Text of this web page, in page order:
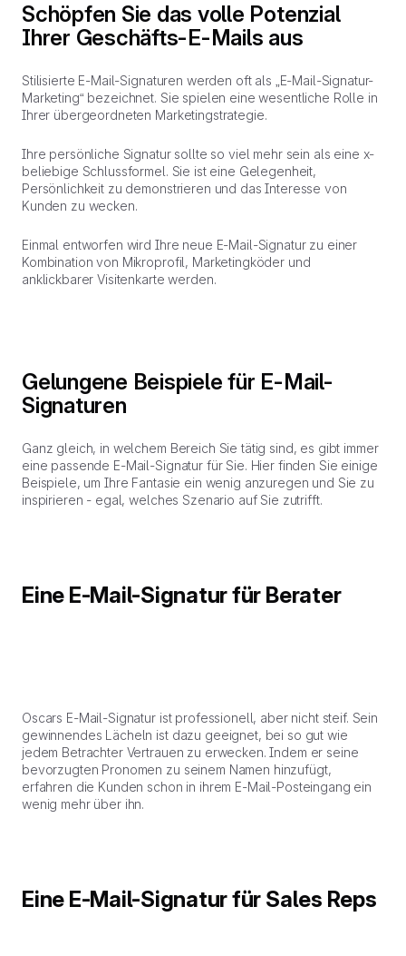
Schöpfen Sie das volle Potenzial
Ihrer Geschäfts-E-Mails aus
Stilisierte E-Mail-Signaturen werden oft als „E-Mail-Signatur-
Marketing“ bezeichnet. Sie spielen eine wesentliche Rolle in
Ihrer übergeordneten Marketingstrategie.
Ihre persönliche Signatur sollte so viel mehr sein als eine x-
beliebige Schlussformel. Sie ist eine Gelegenheit,
Persönlichkeit zu demonstrieren und das Interesse von
Kunden zu wecken.
Einmal entworfen wird Ihre neue E-Mail-Signatur zu einer
Kombination von Mikroprofil, Marketingköder und
anklickbarer Visitenkarte werden.
Gelungene Beispiele für E-Mail-
Signaturen
Ganz gleich, in welchem Bereich Sie tätig sind, es gibt immer
eine passende E-Mail-Signatur für Sie. Hier finden Sie einige
Beispiele, um Ihre Fantasie ein wenig anzuregen und Sie zu
inspirieren - egal, welches Szenario auf Sie zutrifft.
Eine E-Mail-Signatur für Berater
Oscars E-Mail-Signatur ist professionell, aber nicht steif. Sein
gewinnendes Lächeln ist dazu geeignet, bei so gut wie
jedem Betrachter Vertrauen zu erwecken. Indem er seine
bevorzugten Pronomen zu seinem Namen hinzufügt,
erfahren die Kunden schon in ihrem E-Mail-Posteingang ein
wenig mehr über ihn.
Eine E-Mail-Signatur für Sales Reps